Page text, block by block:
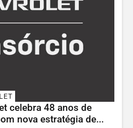
celebra 48 anos de
nova estratégia de...